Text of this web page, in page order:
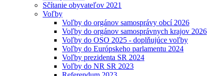
Sčítanie obyvateľov 2021
Voľby
Voľby do orgánov samosprávy obcí 2026
Voľby do orgánov samosprávnych krajov 2026
Voľby do OSO 2025 - doplňujúce voľby
Voľby do Európskeho parlamentu 2024
Voľby prezidenta SR 2024
Voľby do NR SR 2023